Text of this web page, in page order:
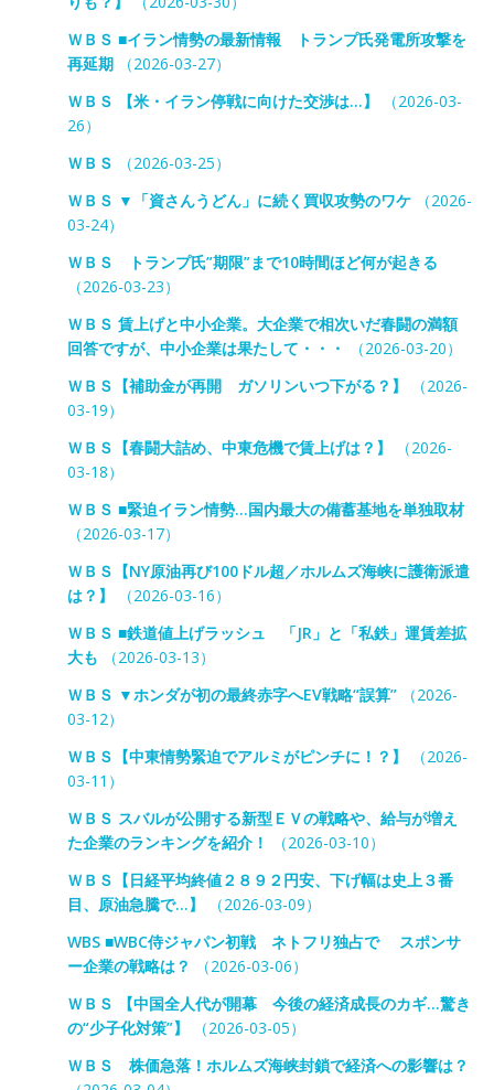
ＷＢＳ ■イラン情勢の最新情報 トランプ氏発電所攻撃を
再延期（2026-03-27）
ＷＢＳ 【米・イラン停戦に向けた交渉は…】
（2026-03-
26）
ＷＢＳ
（2026-03-25）
ＷＢＳ ▼「資さんうどん」に続く買収攻勢のワケ（2026-
03-24）
ＷＢＳ トランプ氏”期限”まで10時間ほど何が起きる
（2026-03-23）
ＷＢＳ 賃上げと中小企業。大企業で相次いだ春闘の満額
回答ですが、中小企業は果たして・・・
（2026-03-20）
ＷＢＳ【補助金が再開 ガソリンいつ下がる？】
（2026-
03-19）
ＷＢＳ【春闘大詰め、中東危機で賃上げは？】
（2026-
03-18）
ＷＢＳ ■緊迫イラン情勢…国内最大の備蓄基地を単独取材
（2026-03-17）
ＷＢＳ【NY原油再び100ドル超／ホルムズ海峡に護衛派遣
は？】
（2026-03-16）
ＷＢＳ ■鉄道値上げラッシュ 「JR」と「私鉄」運賃差拡
大も （2026-03-13）
ＷＢＳ ▼ホンダが初の最終赤字へEV戦略“誤算”（2026-
03-12）
ＷＢＳ【中東情勢緊迫でアルミがピンチに！？】
（2026-
03-11）
ＷＢＳ スバルが公開する新型ＥＶの戦略や、給与が増え
た企業のランキングを紹介！
（2026-03-10）
ＷＢＳ【日経平均終値２８９２円安、下げ幅は史上３番
目、原油急騰で…】
（2026-03-09）
WBS ■WBC侍ジャパン初戦 ネトフリ独占で スポンサ
ー企業の戦略は？
（2026-03-06）
ＷＢＳ 【中国全人代が開幕 今後の経済成長のカギ…驚き
の“少子化対策”】
（2026-03-05）
ＷＢＳ 株価急落！ホルムズ海峡封鎖で経済への影響は？